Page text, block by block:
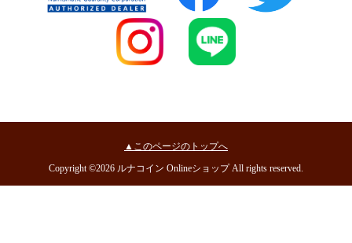
▲このページのトップへ
Copyright ©2026 ルナコイン Onlineショップ All rights reserved.